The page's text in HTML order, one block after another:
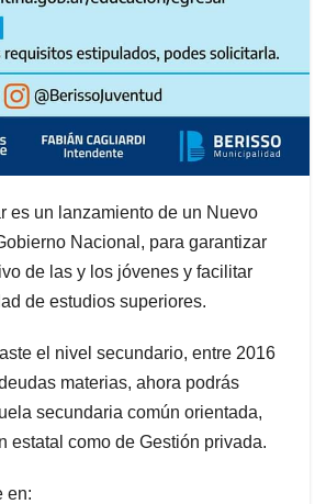
es un lanzamiento de un Nuevo
Nacional, para garantizar
de las y los jóvenes y facilitar
de estudios superiores.
el nivel secundario, entre 2016
materias, ahora podrás
secundaria común orientada,
estatal como de Gestión privada.
en: